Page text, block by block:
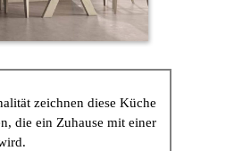
zeichnen diese Küche
die ein Zuhause mit einer